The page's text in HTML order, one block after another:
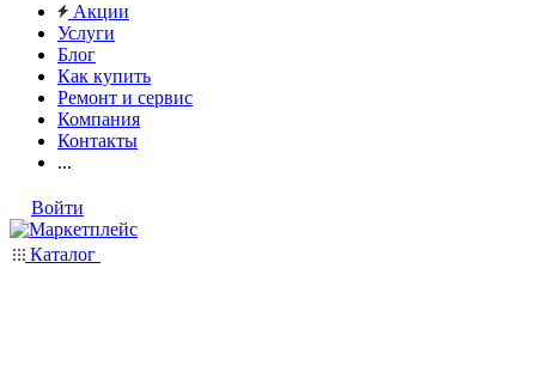
Акции
Услуги
Блог
Как купить
Ремонт и сервис
Компания
Контакты
...
Войти
Каталог